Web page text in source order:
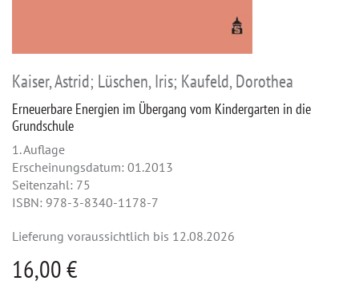
Kaiser, Astrid; Lüschen, Iris; Kaufeld, Dorothea
Erneuerbare Energien im Übergang vom Kindergarten in die
Grundschule
1. Auflage
Erscheinungsdatum: 01.2013
Seitenzahl: 75
ISBN: 978-3-8340-1178-7
Lieferung voraussichtlich bis 12.08.2026
16,00 €